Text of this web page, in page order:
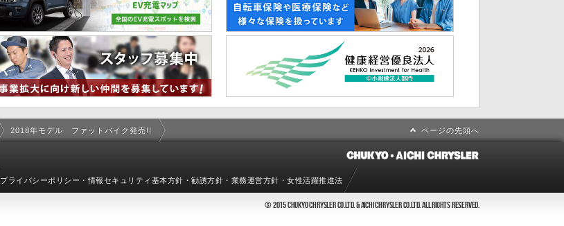
2018年モデル ファットバイク発売!! ページの先頭へ
プライバシーポリシー・情報セキュリティ基本方針・勧誘方針・業務運営方針・女性活躍推進法
© 2015 CHUKYO CHRYSLER CO.LTD. & AICHI CHRYSLER CO.LTD. ALL RIGHTS RESERVED.